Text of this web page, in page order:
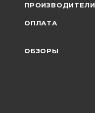
ПРОИЗВОДИТЕЛИ
ОПЛАТА
ОБЗОРЫ